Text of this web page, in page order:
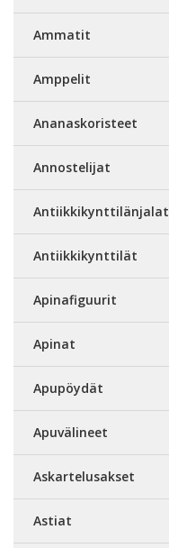
Ammatit
Amppelit
Ananaskoristeet
Annostelijat
Antiikkikynttilänjalat
Antiikkikynttilät
Apinafiguurit
Apinat
Apupöydät
Apuvälineet
Askartelusakset
Astiat